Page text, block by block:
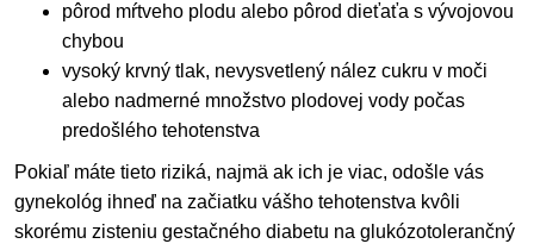
pôrod mŕtveho plodu alebo pôrod dieťaťa s vývojovou
chybou
vysoký krvný tlak, nevysvetlený nález cukru v moči
alebo nadmerné množstvo plodovej vody počas
predošlého tehotenstva
Pokiaľ máte tieto riziká, najmä ak ich je viac, odošle vás
gynekológ ihneď na začiatku vášho tehotenstva kvôli
skorému zisteniu gestačného diabetu na glukózotolerančný